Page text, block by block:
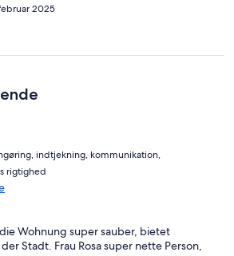
2025
indtjekning, kommunikation,
rigtighed
Wohnung super sauber, bietet
Stadt. Frau Rosa super nette Person,